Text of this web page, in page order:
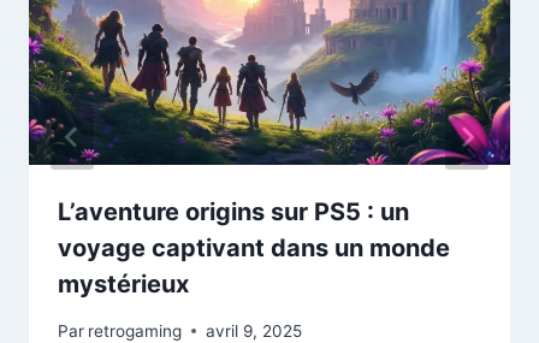
L’aventure origins sur PS5 : un
voyage captivant dans un monde
mystérieux
Par retrogaming avril 9, 2025